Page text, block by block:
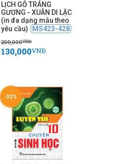
LỊCH GỖ TRÁNG
GƯƠNG - XUÂN DI LẶC
(in đa dạng mẫu theo
yêu cầu)
MS423-428
200,000VNĐ
130,000VNĐ
-32%